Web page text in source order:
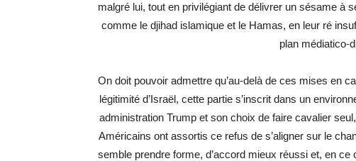
malgré lui, tout en privilégiant de délivrer un sésame à
comme le djihad islamique et le Hamas, en leur ré
plan médiatico-
On doit pouvoir admettre qu’au-delà de ces mises en
légitimité d’Israël, cette partie s’inscrit dans un
administration Trump et son choix de faire cavalier
Américains ont assortis ce refus de s’aligner sur le
semble prendre forme, d’accord mieux réussi et, en